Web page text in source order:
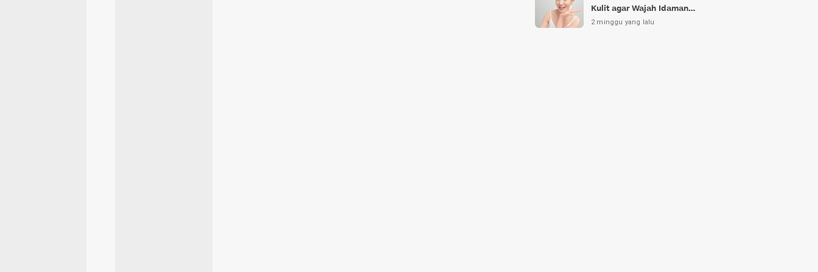
Kulit agar Wajah Idaman
Bukan Sekadar Mimpi
2 minggu yang lalu